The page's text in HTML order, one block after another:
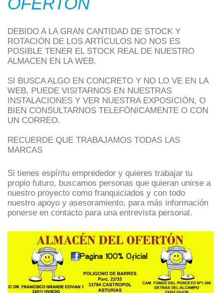
DEBIDO A LA GRAN CANTIDAD DE STOCK Y
ROTACIÓN DE LOS ARTÍCULOS NO NOS ES
POSIBLE TENER EL STOCK REAL DE NUESTRO
ALMACEN EN LA WEB.
SI BUSCA ALGO EN CONCRETO Y NO LO VE EN LA
WEB, PUEDE VISITARNOS EN NUESTRAS
INSTALACIONES Y VER NUESTRA EXPOSICIÓN, O
BIEN CONSULTARNOS TELEFÓNICAMENTE O CON
UN CORREO.
RECUERDE QUE TRABAJAMOS TODAS LAS
MARCAS
Si tienes espíritu emprededor y quieres trabajar tu
propio futuro, buscamos personas que quieran unirse a
nuestro proyecto como franquiciados y con todo
nuestro apoyo y asesoramiento, para más información
ponerse en contacto para una entrevista personal.